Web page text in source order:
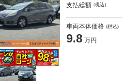
支払総額 (税込)
車両本体価格 (税込)
9.8 万円